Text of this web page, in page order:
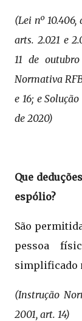
(Lei nº
arts. 2.021 e
11 de
Normativa
e 16; e
de 2020)
Que
espólio?
São
pessoa
simplificado
(Instrução
2001, art. 14)